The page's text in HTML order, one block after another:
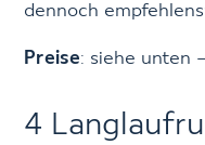
dennoch
Preise: siehe unten
4